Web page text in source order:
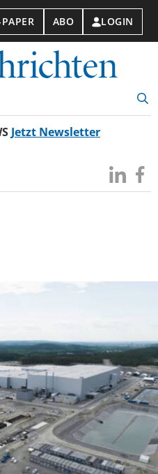
PAPER ABO LOGIN
Jetzt Newsletter
Besuchen
Sie
Sie